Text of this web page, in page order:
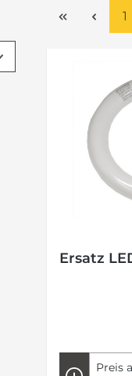
1
Ersatz
Preis